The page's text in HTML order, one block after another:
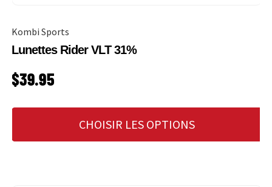
Kombi Sports
Lunettes Rider VLT 31%
PRIX HABITUEL
$39.95
CHOISIR LES OPTIONS